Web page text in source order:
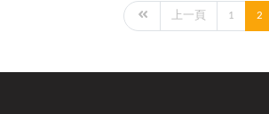
日齡食粉量最高，夏季則以 9 日齡食量最
齡以後才停止取食花粉，其原因為花粉是
上一頁 1 2